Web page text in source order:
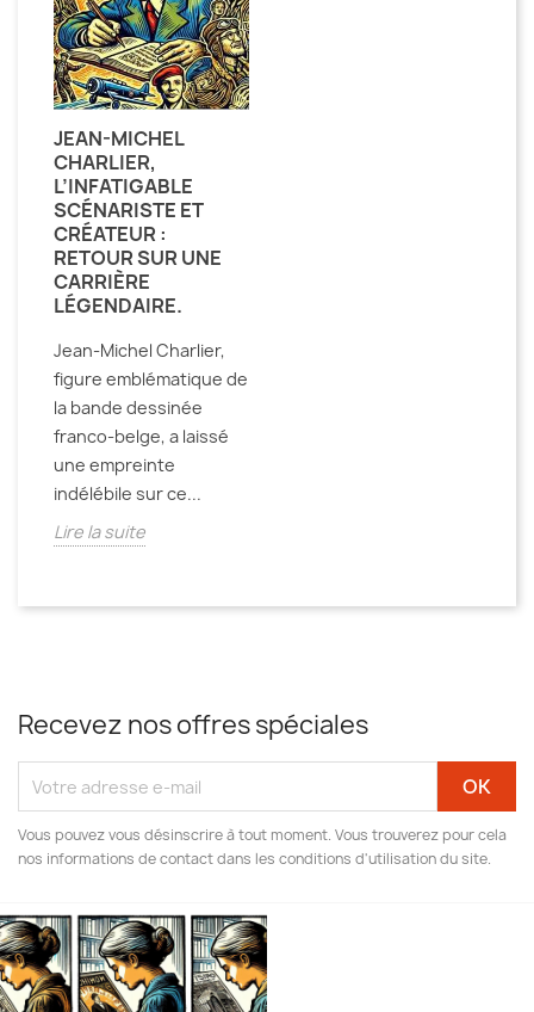
JEAN-MICHEL
CHARLIER,
L’INFATIGABLE
SCÉNARISTE ET
CRÉATEUR :
RETOUR SUR UNE
CARRIÈRE
LÉGENDAIRE.
Jean-Michel Charlier,
figure emblématique de
la bande dessinée
franco-belge, a laissé
une empreinte
indélébile sur ce...
Lire la suite
Recevez nos offres spéciales
Vous pouvez vous désinscrire à tout moment. Vous trouverez pour cela
nos informations de contact dans les conditions d'utilisation du site.